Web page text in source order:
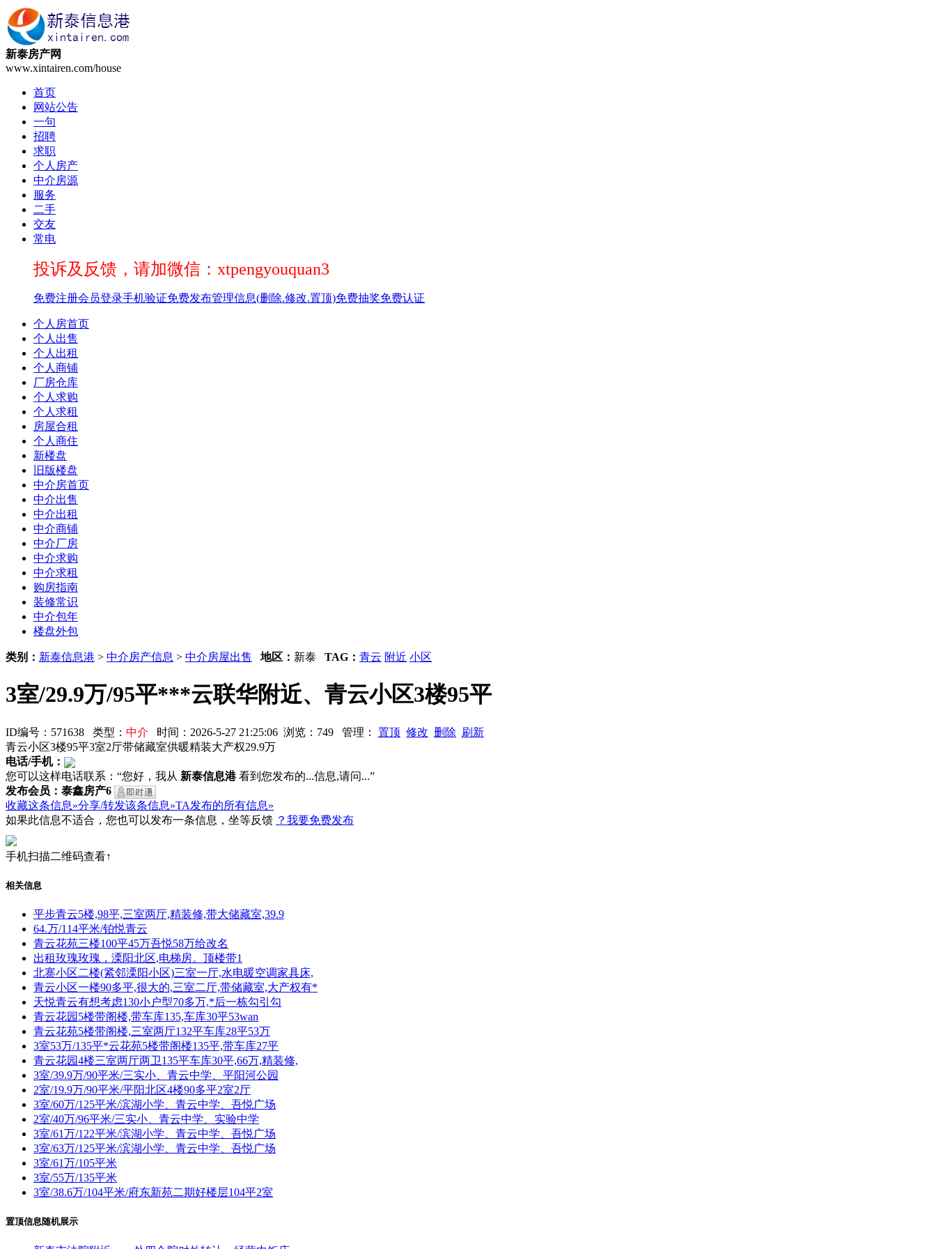
新泰房产网
www.xintairen.com/house
首页
网站公告
一句
招聘
求职
个人房产
中介房源
服务
二手
交友
常电
投诉及反馈，请加微信：xtpengyouquan3
免费注册会员登录手机验证免费发布管理信息(删除.修改.置顶)免费抽奖免费认证
个人房首页
个人出售
个人出租
个人商铺
厂房仓库
个人求购
个人求租
房屋合租
个人商住
新楼盘
旧版楼盘
中介房首页
中介出售
中介出租
中介商铺
中介厂房
中介求购
中介求租
购房指南
装修常识
中介包年
楼盘外包
类别： 新泰信息港 > 中介房产信息 > 中介房屋出售 地区： 新泰 TAG： 青云 附近 小区
3室/29.9万/95平***云联华附近、青云小区3楼95平
ID编号：571638 类型： 中介 时间：2026-5-27 21:25:06 浏览：749 管理： 置顶 修改 删除 刷新
青云小区3楼95平3室2厅带储藏室供暖精装大产权29.9万
电话/手机：
您可以这样电话联系：“您好，我从 新泰信息港看到您发布的...信息,请问...”
发布会员：泰鑫房产6
收藏这条信息»分享/转发该条信息»TA发布的所有信息»
如果此信息不适合，您也可以发布一条信息，坐等反馈 ？我要免费发布
手机扫描二维码查看↑
相关信息
平步青云5楼,98平,三室两厅,精装修,带大储藏室,39.9
64.万/114平米/铂悦青云
青云花苑三楼100平45万吾悦58万给改名
出租玫瑰玫瑰，溧阳北区,电梯房。顶楼带1
北寨小区二楼(紧邻溧阳小区)三室一厅,水电暖空调家具床,
青云小区一楼90多平,很大的,三室二厅,带储藏室,大产权有*
天悦青云有想考虑130小户型70多万,*后一栋勾引勾
青云花园5楼带阁楼,带车库135,车库30平53wan
青云花苑5楼带阁楼,三室两厅132平车库28平53万
3室53万/135平*云花苑5楼带阁楼135平,带车库27平
青云花园4楼三室两厅两卫135平车库30平,66万,精装修,
3室/39.9万/90平米/三实小、青云中学、平阳河公园
2室/19.9万/90平米/平阳北区4楼90多平2室2厅
3室/60万/125平米/滨湖小学、青云中学、吾悦广场
2室/40万/96平米/三实小、青云中学、实验中学
3室/61万/122平米/滨湖小学、青云中学、吾悦广场
3室/63万/125平米/滨湖小学、青云中学、吾悦广场
3室/61万/105平米
3室/55万/135平米
3室/38.6万/104平米/府东新苑二期好楼层104平2室
置顶信息随机展示